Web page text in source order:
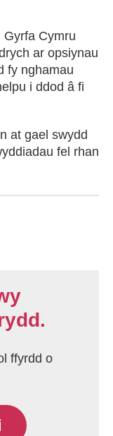
Gyrfa Cymru
ar opsiynau
fy nghamau
i ddod â fi
at gael swydd
fel rhan
ffyrdd o